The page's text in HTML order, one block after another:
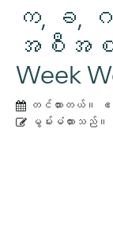
က, ခ, ဂ
အစီအ
Week
တင်ထားတယ်။
မွမ်းမံထားသည်။